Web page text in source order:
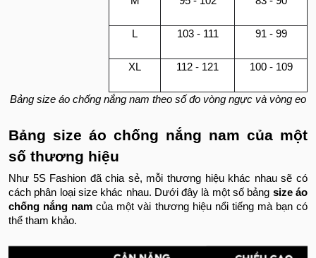
L 103 - 111 91 - 99
XL 112 - 121 100 - 109
Bảng size áo chống nắng nam theo số đo vòng ngực và vòng eo
Bảng size áo chống nắng nam của một
số thương hiệu
Như 5S Fashion đã chia sẻ, mỗi thương hiệu khác nhau sẽ có
cách phân loại size khác nhau. Dưới đây là một số bảng size áo
chống nắng nam của một vài thương hiệu nổi tiếng mà bạn có
thể tham khảo.